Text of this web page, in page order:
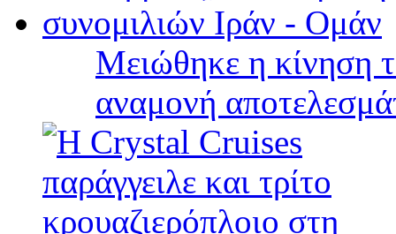
Μειώθηκε η κίνηση
αναμονή